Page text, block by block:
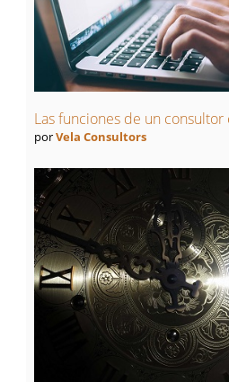
Las funciones de un
porVela Consultors